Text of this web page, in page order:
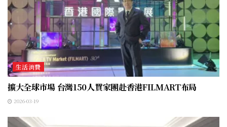
生活消費
擴大全球市場 台灣150人買家團赴香港FILMART布局
2026-03-19